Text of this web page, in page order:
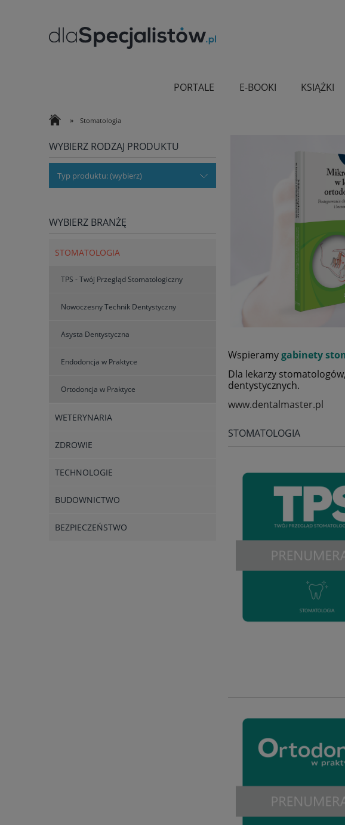
PORTALE E-BOOKI KSIĄŻKI
» Stomatologia
WYBIERZ RODZAJ PRODUKTU
Typ produktu: (wybierz)
WYBIERZ BRANŻĘ
STOMATOLOGIA
TPS - Twój Przegląd Stomatologiczny
Nowoczesny Technik Dentystyczny
Asysta Dentystyczna
Endodoncja w Praktyce
Ortodoncja w Praktyce
WETERYNARIA
ZDROWIE
TECHNOLOGIE
BUDOWNICTWO
BEZPIECZEŃSTWO
Wspieramygabinety
Dla lekarzy
dentystycznych.
www.dentalmaster.pl
STOMATOLOGIA